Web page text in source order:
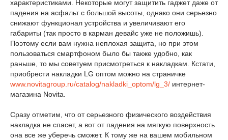
характеристиками. Некоторые могут защитить гаджет даже от
падения на асфальт с большой высоты, однако они серьезно
снижают функционал устройства и увеличивают его
габариты (так просто в карман девайс уже не положишь).
Поэтому если вам нужна неплохая защита, но при этом
пользоваться смартфоном было бы также удобно, как
раньше, то мы советуем присмотреться к накладкам. Кстати,
приобрести накладки LG оптом можно на страничке
www.novitagroup.ru/catalog/nakladki_optom/lg_3/ интернет-
магазина Novita.
Сразу отметим, что от серьезного физического воздействия
накладка не спасет, а вот от падения на мягкую поверхность
она все же уберечь сможет. К тому же на вашем мобильном